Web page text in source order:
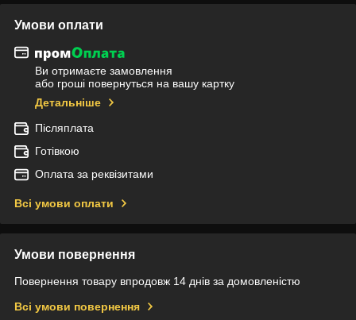
Умови оплати
Ви отримаєте замовлення
або гроші повернуться на вашу картку
Детальніше
Післяплата
Готівкою
Оплата за реквізитами
Всі умови оплати
Умови повернення
Повернення товару впродовж 14 днів за домовленістю
Всі умови повернення